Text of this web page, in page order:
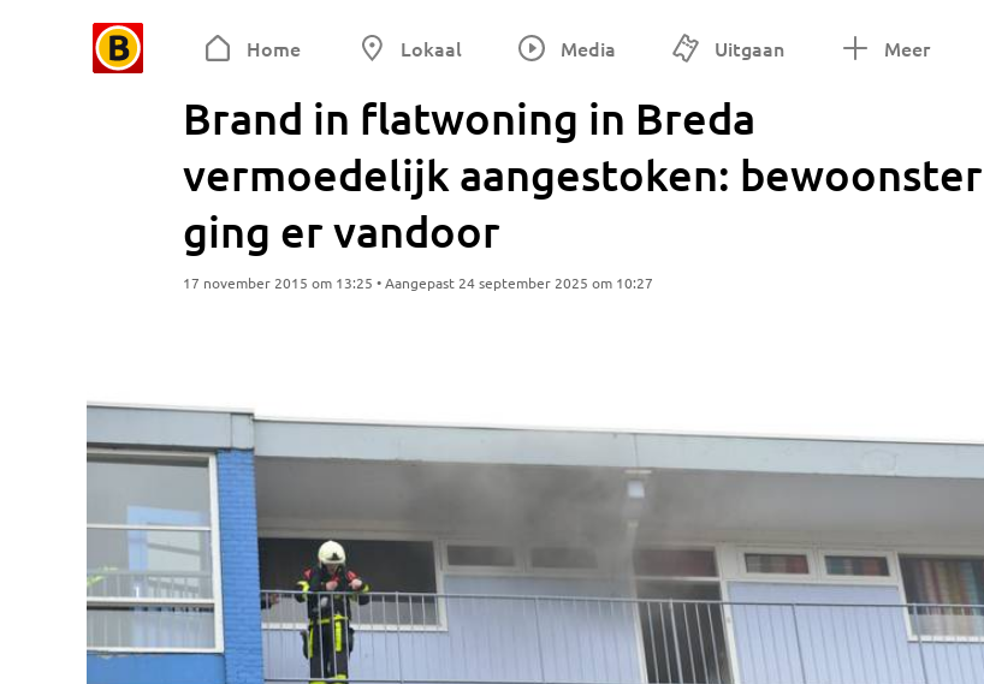
Home Lokaal Media Uitgaan Meer
Brand in flatwoning in Breda
vermoedelijk aangestoken: bewoonster
ging er vandoor
17 november 2015 om 13:25 • Aangepast 24 september 2025 om 10:27